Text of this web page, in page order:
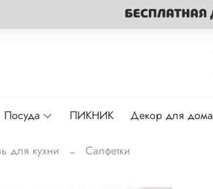
Посуда ПИКНИК Декор для дома
для кухни Салфетки